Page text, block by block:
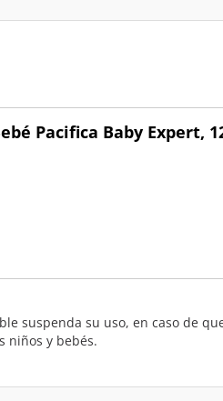
Pacifica Baby Expert,
suspenda su uso, en caso de
niños y bebés.